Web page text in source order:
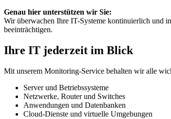
Genau hier unterstützen wir Sie:
Wir überwachen Ihre IT-Systeme kontinuierlich und
beeinträchtigen.
Ihre IT jederzeit im Blick
Mit unserem Monitoring-Service behalten wir alle
Server und Betriebssysteme
Netzwerke, Router und Switches
Anwendungen und Datenbanken
Cloud-Dienste und virtuelle Umgebungen